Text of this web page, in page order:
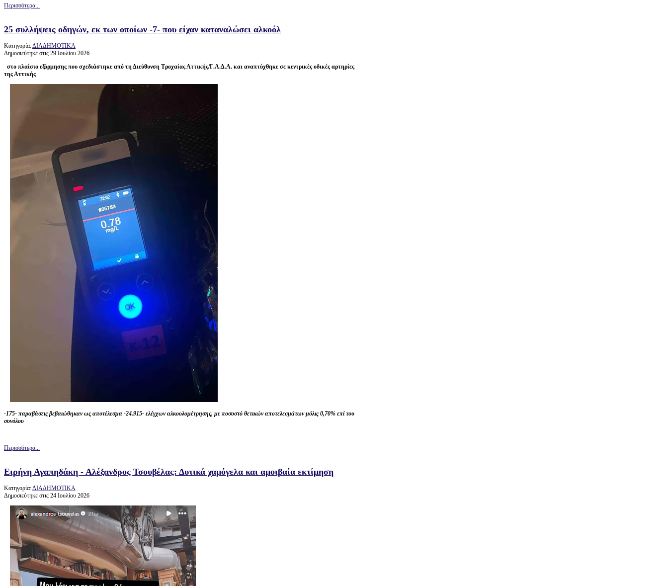
Περισσότερα...
25 συλλήψεις οδηγών, εκ των οποίων -7- που είχαν καταναλώσει αλκοόλ
Κατηγορία:ΔΙΑΔΗΜΟΤΙΚΑ
Δημοσιεύτηκε στις 29 Ιουλίου 2026
στο πλαίσιο εξόρμησης που σχεδιάστηκε από τη Διεύθυνση Τροχαίας Αττικής/Γ.Α.Δ.Α. και αναπτύχθηκε σε κεντρικές οδικές αρτηρίες
της Αττικής
-175- παραβάσεις βεβαιώθηκαν ως αποτέλεσμα -24.915- ελέγχων αλκοολομέτρησης, με ποσοστό θετικών αποτελεσμάτων μόλις 0,70% επί του
συνόλου
Περισσότερα...
Ειρήνη Αγαπηδάκη - Αλέξανδρος Τσουβέλας: Δυτικά χαμόγελα και αμοιβαία εκτίμηση
Κατηγορία:ΔΙΑΔΗΜΟΤΙΚΑ
Δημοσιεύτηκε στις 24 Ιουλίου 2026